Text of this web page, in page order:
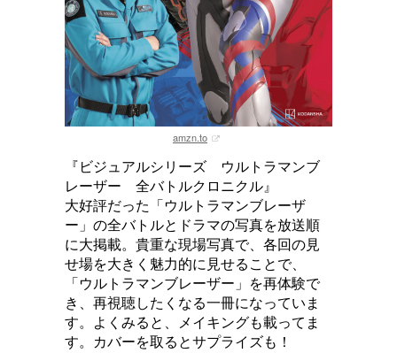
amzn.to
『ビジュアルシリーズ ウルトラマンブ
レーザー 全バトルクロニクル』
大好評だった「ウルトラマンブレーザ
ー」の全バトルとドラマの写真を放送順
に大掲載。貴重な現場写真で、各回の見
せ場を大きく魅力的に見せることで、
「ウルトラマンブレーザー」を再体験で
き、再視聴したくなる一冊になっていま
す。よくみると、メイキングも載ってま
す。カバーを取るとサプライズも！